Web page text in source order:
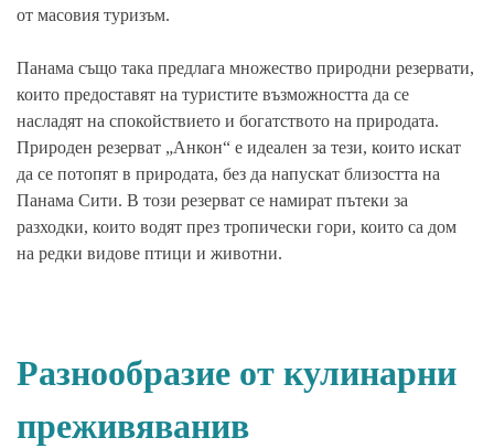
от масовия туризъм.
Панама също така предлага множество природни резервати,
които предоставят на туристите възможността да се
насладят на спокойствието и богатството на природата.
Природен резерват „Анкон“ е идеален за тези, които искат
да се потопят в природата, без да напускат близостта на
Панама Сити. В този резерват се намират пътеки за
разходки, които водят през тропически гори, които са дом
на редки видове птици и животни.
Разнообразие от кулинарни
преживяванив